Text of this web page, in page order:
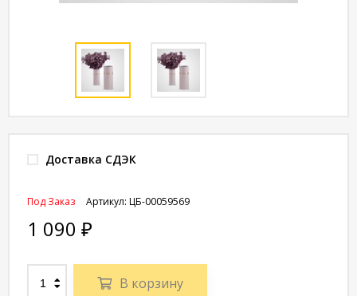
Доставка СДЭК
Артикул: ЦБ-00059569
Под Заказ
1 090 ₽
В корзину